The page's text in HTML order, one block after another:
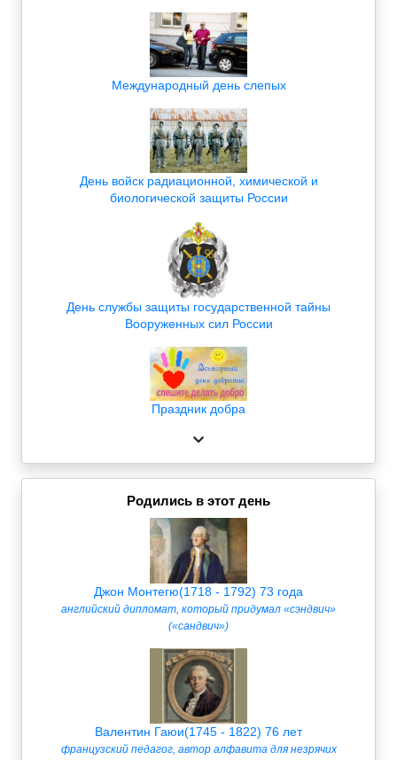
Международный день слепых
День войск радиационной, химической и
биологической защиты России
День службы защиты государственной тайны
Вооруженных сил России
Праздник добра
Родились в этот день
Джон Монтегю(1718 - 1792) 73 года
английский дипломат, который придумал «сэндвич»
(«сандвич»)
Валентин Гаюи(1745 - 1822) 76 лет
французский педагог, автор алфавита для незрячих